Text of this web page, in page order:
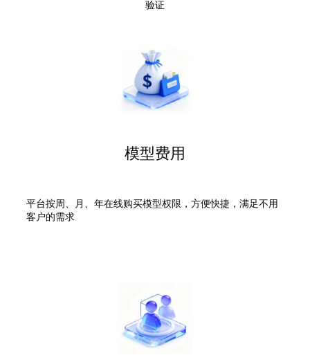
验证
模型费用
平台按周、月、年在线购买模型权限，方便快捷，满足不用
客户的需求